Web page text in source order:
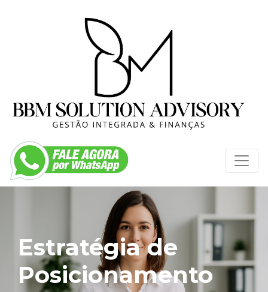
Estratégia de
Posicionamento